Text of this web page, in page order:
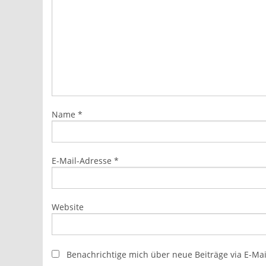
Name *
E-Mail-Adresse *
Website
Benachrichtige mich über neue Beiträge via E-